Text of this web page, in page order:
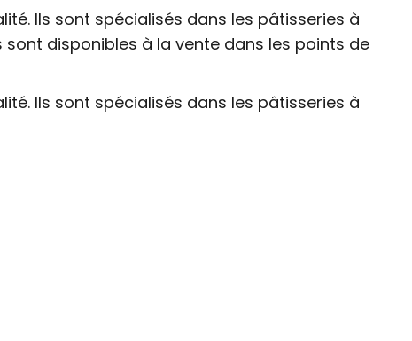
Ils sont spécialisés dans les pâtisseries à
disponibles à la vente dans les points de
Ils sont spécialisés dans les pâtisseries à